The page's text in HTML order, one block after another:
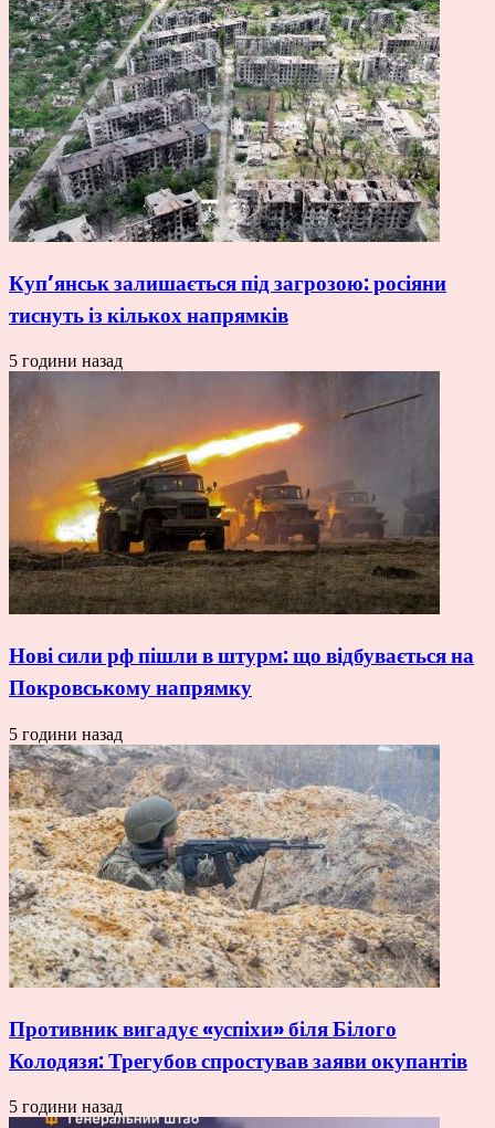
Куп’янськ залишається під загрозою: росіяни
тиснуть із кількох напрямків
5 години назад
Нові сили рф пішли в штурм: що відбувається на
Покровському напрямку
5 години назад
Противник вигадує «успіхи» біля Білого
Колодязя: Трегубов спростував заяви окупантів
5 години назад